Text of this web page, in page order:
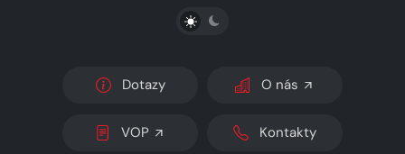
PŘEPNOUT SVĚTLÝ/TMAVÝ REŽIM
Dotazy O nás
VOP Kontakty